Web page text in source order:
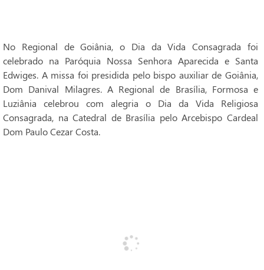
No Regional de Goiânia, o Dia da Vida Consagrada foi
celebrado na Paróquia Nossa Senhora Aparecida e Santa
Edwiges. A missa foi presidida pelo bispo auxiliar de Goiânia,
Dom Danival Milagres. A Regional de Brasília, Formosa e
Luziânia celebrou com alegria o Dia da Vida Religiosa
Consagrada, na Catedral de Brasília pelo Arcebispo Cardeal
Dom Paulo Cezar Costa.